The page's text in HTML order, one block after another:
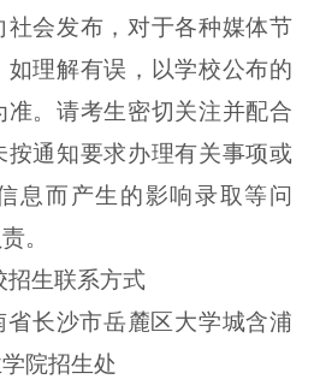
社会发布，对于各种媒体节
理解有误，以学校公布的
准。请考生密切关注并配合
通知要求办理有关事项或
息而产生的影响录取等问
。
招生联系方式
长沙市岳麓区大学城含浦
院招生处